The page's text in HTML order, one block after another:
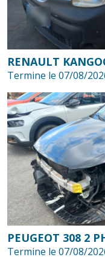
RENAULT
Termine le 07/08/
PEUGEOT 308 2
Termine le 07/08/